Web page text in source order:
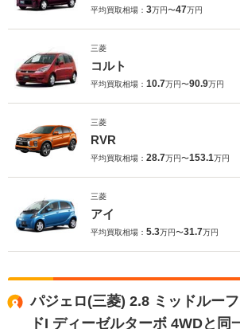
平均買取相場： 3万円〜47万円
三菱
コルト
平均買取相場： 10.7万円〜90.9万円
三菱
RVR
平均買取相場： 28.7万円〜153.1万円
三菱
アイ
平均買取相場： 5.3万円〜31.7万円
パジェロ(三菱) 2.8 ミッドルー
ドI ディーゼルターボ 4WDと同